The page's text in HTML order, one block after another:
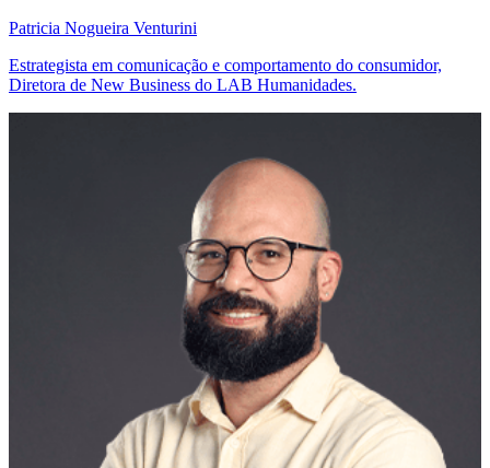
Patricia Nogueira Venturini
Estrategista em comunicação e comportamento do consumidor,
Diretora de New Business do LAB Humanidades.